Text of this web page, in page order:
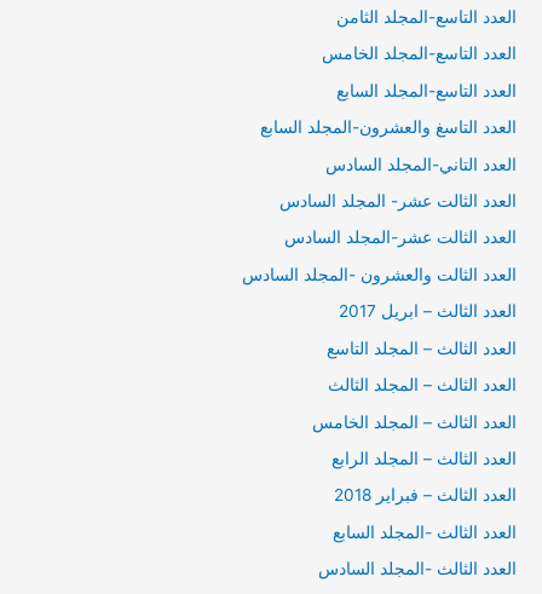
العدد التاسع-المجلد الثامن
العدد التاسع-المجلد الخامس
العدد التاسع-المجلد السابع
العدد التاسغ والعشرون-المجلد السابع
العدد التاني-المجلد السادس
العدد الثالت عشر- المجلد السادس
العدد الثالت عشر-المجلد السادس
العدد الثالت والعشرون -المجلد السادس
العدد الثالث – ابريل 2017
العدد الثالث – المجلد التاسع
العدد الثالث – المجلد الثالث
العدد الثالث – المجلد الخامس
العدد الثالث – المجلد الرابع
العدد الثالث – فبراير 2018
العدد الثالث -المجلد السابع
العدد الثالث -المجلد السادس